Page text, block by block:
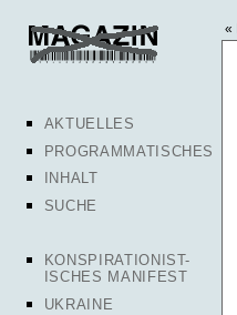
AKTUELLES
PROGRAMMATISCHES
INHALT
SUCHE
KONSPIRATIONIST-
ISCHES MANIFEST
UKRAINE
«